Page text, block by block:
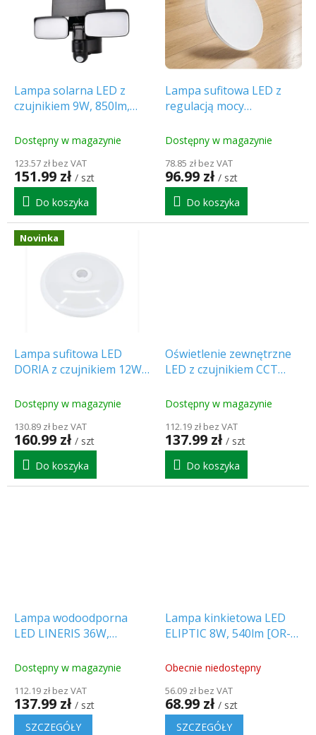
ó
w
u
w
Lampa solarna LED z
czujnikiem 9W, 850lm,
Dostępny w magazynie
123.57 zł bez VAT
151.99 zł / szt
Do koszyka
Lampa sufitowa LED z
regulacją mocy
CCT, IP54, Ø48cm
[WO831]
Dostępny w magazynie
78.85 zł bez VAT
96.99 zł / szt
Do koszyka
Novinka
Lampa sufitowa LED
DORIA z czujnikiem 12W,
ST57-124-PIR]
Dostępny w magazynie
130.89 zł bez VAT
160.99 zł / szt
Do koszyka
Oświetlenie zewnętrzne
LED z czujnikiem CCT
obudowa biała i czarna
Dostępny w magazynie
112.19 zł bez VAT
137.99 zł / szt
Do koszyka
Lampa wodoodporna
LED LINERIS 36W,
[217515]
Dostępny w magazynie
112.19 zł bez VAT
137.99 zł / szt
SZCZEGÓŁY
Lampa kinkietowa LED
ELIPTIC 8W, 540lm [OR-
Obecnie niedostępny
56.09 zł bez VAT
68.99 zł / szt
SZCZEGÓŁY